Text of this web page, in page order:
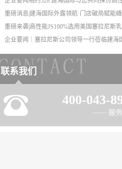
重磅来袭|高性能JS100%选用美国塞拉尼斯
联系我们
400-043-
—— 服务